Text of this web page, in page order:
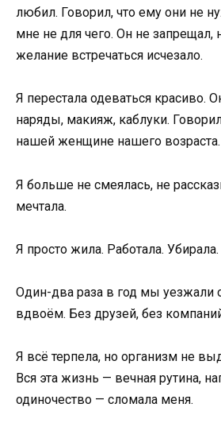
любил. Говорил, что ему они не
мне не для чего. Он не запрещал,
желание встречаться исчезало.
Я перестала одеваться красиво.
наряды, макияж, каблуки.
нашей женщине нашего возраста.
Я больше не смеялась, не
мечтала.
Я просто жила. Работала.
Один-два раза в год мы уезжали
вдвоём. Без друзей, без
Я всё терпела, но организм не
Вся эта жизнь — вечная рутина,
одиночество — сломала меня.